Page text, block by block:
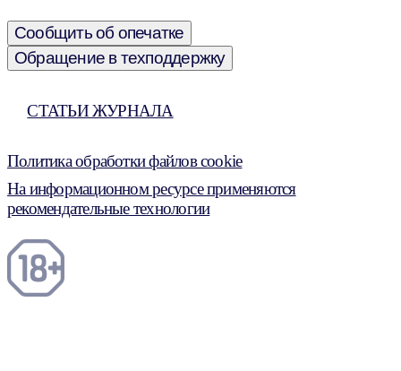
Сообщить об опечатке
Обращение в техподдержку
СТАТЬИ ЖУРНАЛА
Политика обработки файлов cookie
На информационном ресурсе применяются
рекомендательные технологии